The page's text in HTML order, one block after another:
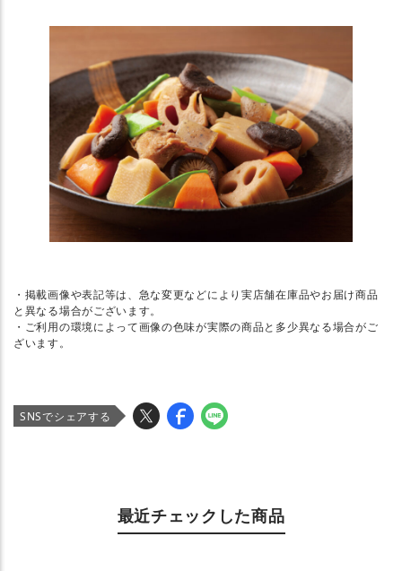
・掲載画像や表記等は、急な変更などにより実店舗在庫品やお届け商品
と異なる場合がございます。
・ご利用の環境によって画像の色味が実際の商品と多少異なる場合がご
ざいます。
SNSでシェアする
最近チェックした商品